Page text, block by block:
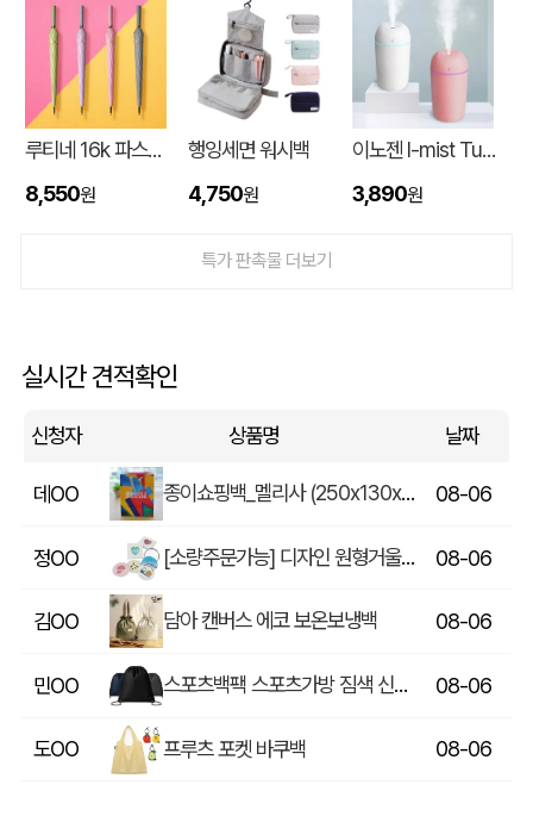
루티네 16k 파스텔 자동 장우산
8,550원
행잉세면 워시백
4,750원
이노젠 I-mist Tumbler 미니가습기 420ml
3,890원
특가 판촉물 더보기
실시간 견적확인
신청자 상품명 날짜
신OO 대형 타포린가방 긴 손잡이 숄더가능(11color) (420x400x250mm) 08-06
김OO 버브 3LU-01 파우치 6K 암막코팅 미니 양우산
김OO